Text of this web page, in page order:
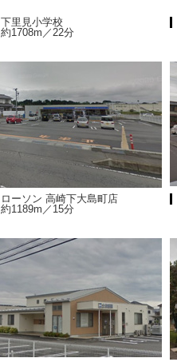
下里見小学校
約1708m／22分
ローソン 高崎下大島町店
約1189m／15分